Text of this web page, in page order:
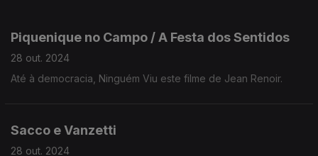
Piquenique no Campo / A Festa dos Sentidos
28 out. 2024
Até à democracia, Ninguém Viu este filme de Jean Renoir.
Sacco e Vanzetti
28 out. 2024